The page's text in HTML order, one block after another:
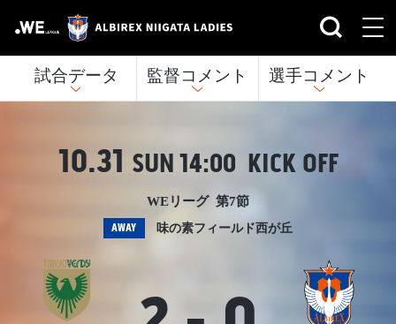
試合データ 監督コメント 選手コメント
10.31 SUN14:00 KICK OFF
WEリーグ 第7節
AWAY 味の素フィールド西が丘